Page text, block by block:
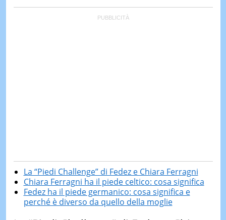
La “Piedi Challenge” di Fedez e Chiara Ferragni
Chiara Ferragni ha il piede celtico: cosa significa
Fedez ha il piede germanico: cosa significa e
perché è diverso da quello della moglie